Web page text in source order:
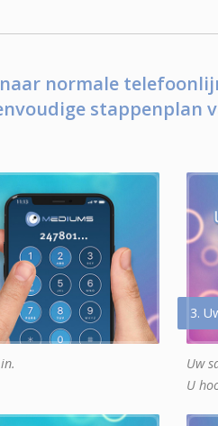
normale
stappenplan
3.
Uw
U